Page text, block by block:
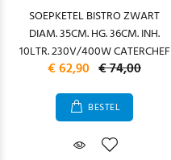
SOEPKETEL BISTRO ZWART
DIAM. 35CM. HG. 36CM. INH.
10LTR. 230V/400W CATERCHEF
€ 62,90 € 74,00
BESTEL